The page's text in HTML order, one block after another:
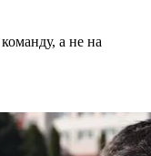
а не на